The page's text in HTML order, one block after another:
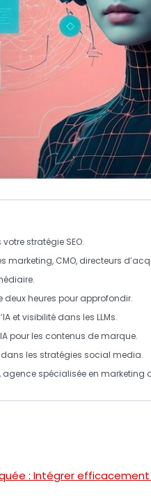
votre stratégie SEO.
marketing, CMO, directeurs
deux heures pour approfondir.
IA et visibilité dans les LLMs.
IApour les contenus de marque.
dans les stratégies social media.
agence spécialisée en marketing
: Intégrer